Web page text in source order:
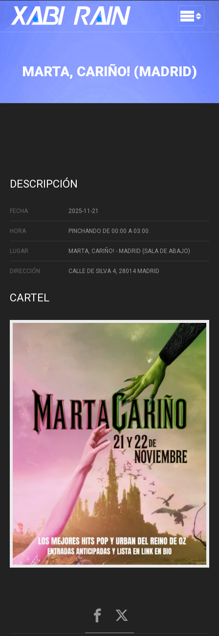
MARTA, CARIÑO! (MADRID)
DESCRIPCIÓN
FECHA 2025-11-21
HORA PINCHANDO DE 00:00 A 03:00.
LUGAR MARTA, CARIÑO! - MADRID (SALA DE ABAJO)
DIRECCIÓN CALLE DE SILVA 4, 28014 MADRID
CARTEL